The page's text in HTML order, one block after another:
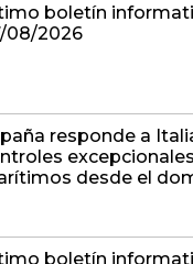
boletín
08/2026
responde a
desde el
boletín